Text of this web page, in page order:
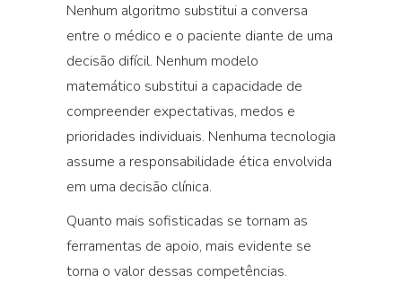
Nenhum algoritmo substitui a conversa
entre o médico e o paciente diante de uma
decisão difícil. Nenhum modelo
matemático substitui a capacidade de
compreender expectativas, medos e
prioridades individuais. Nenhuma tecnologia
assume a responsabilidade ética envolvida
em uma decisão clínica.
Quanto mais sofisticadas se tornam as
ferramentas de apoio, mais evidente se
torna o valor dessas competências.